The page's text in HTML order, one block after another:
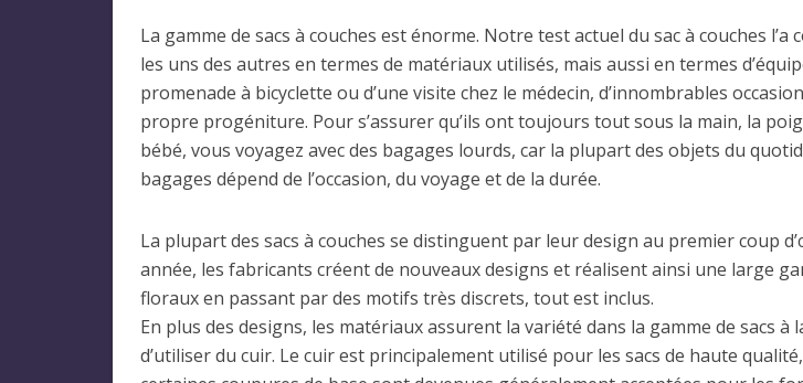
La gamme de sacs à couches est énorme. Notre test actuel du sac à couches
les uns des autres en termes de matériaux utilisés, mais aussi en termes
promenade à bicyclette ou d’une visite chez le médecin, d’innombrables
propre progéniture. Pour s’assurer qu’ils ont toujours tout sous la main, la
bébé, vous voyagez avec des bagages lourds, car la plupart des objets du
bagages dépend de l’occasion, du voyage et de la durée.
La plupart des sacs à couches se distinguent par leur design au premier coup
année, les fabricants créent de nouveaux designs et réalisent ainsi une large
floraux en passant par des motifs très discrets, tout est inclus.
En plus des designs, les matériaux assurent la variété dans la gamme de sacs
d’utiliser du cuir. Le cuir est principalement utilisé pour les sacs de haute